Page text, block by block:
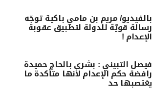
بالفيديو/ مريم بن مامي باكية توجّه
رسالة قويّة للدولة لتطبيق عقوبة
الإعدام !
فيصل التبيني : بشرى بالحاج حميدة
رافضة حكم الإعدام لأنها متأكدة ما
يغتصبها حد